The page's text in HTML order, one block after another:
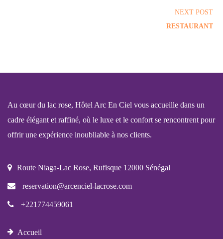
NEXT POST
RESTAURANT
Au cœur du lac rose, Hôtel Arc En Ciel vous accueille dans un
cadre élégant et raffiné, où le luxe et le confort se rencontrent pour
offrir une expérience inoubliable à nos clients.
Route Niaga-Lac Rose, Rufisque 12000 Sénégal
reservation@arcenciel-lacrose.com
+221774459061
Accueil